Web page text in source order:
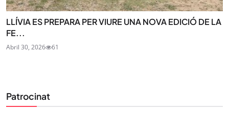
LLÍVIA ES PREPARA PER VIURE UNA NOVA EDICIÓ DE LA
FE...
Abril 30, 2026 61
Patrocinat